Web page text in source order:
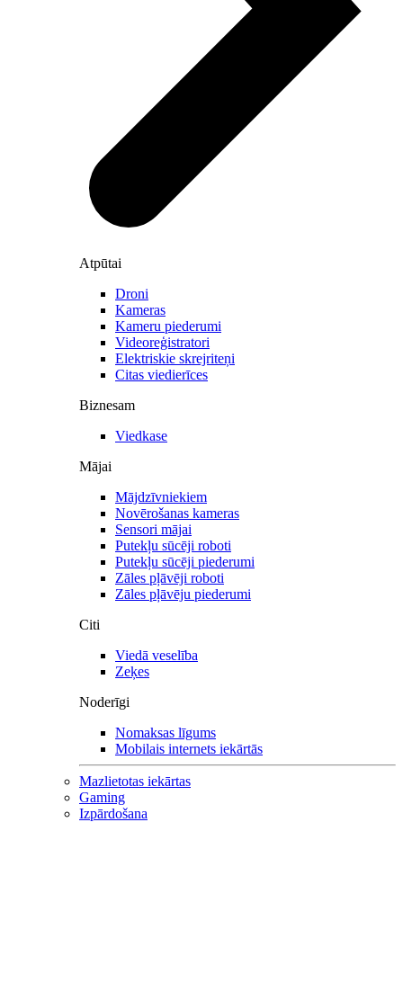
Atpūtai
Droni
Kameras
Kameru piederumi
Videoreģistratori
Elektriskie skrejriteņi
Citas viedierīces
Biznesam
Viedkase
Mājai
Mājdzīvniekiem
Novērošanas kameras
Sensori mājai
Putekļu sūcēji roboti
Putekļu sūcēji piederumi
Zāles pļāvēji roboti
Zāles pļāvēju piederumi
Citi
Viedā veselība
Zeķes
Noderīgi
Nomaksas līgums
Mobilais internets iekārtās
Mazlietotas iekārtas
Gaming
Izpārdošana